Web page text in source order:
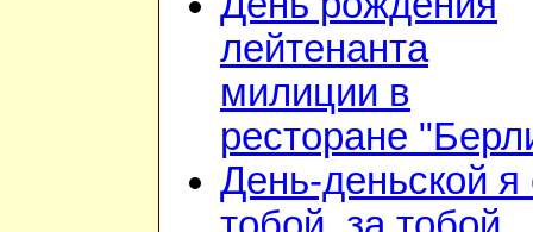
лейтенанта
милиции в
ресторане
День-деньской я